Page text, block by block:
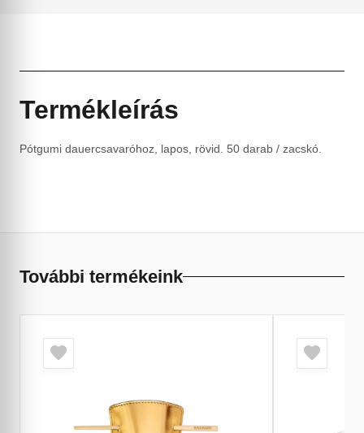
Termékleírás
Pótgumi dauercsavaróhoz, lapos, rövid. 50 darab / zacskó.
További termékeink